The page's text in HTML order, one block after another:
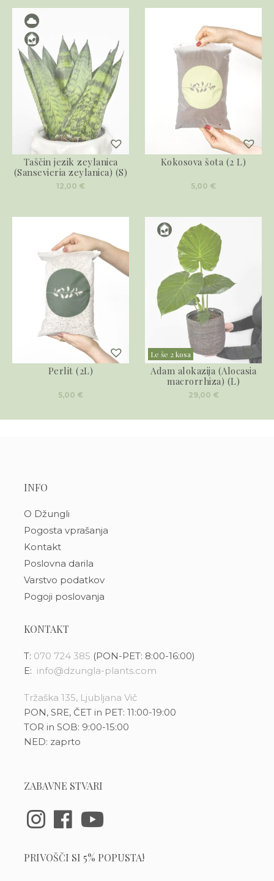
Taščin jezik zeylanica
(Sansevieria zeylanica) (S)
12,00 €
Kokosova šota (2 L)
5,00 €
Perlit (2L)
5,00 €
Le še 2 kosa
Adam alokazija (Alocasia
macrorrhiza) (L)
29,00 €
INFO
O Džungli
Pogosta vprašanja
Kontakt
Poslovna darila
Varstvo podatkov
Pogoji poslovanja
KONTAKT
T: 070 724 385 (PON-PET: 8:00-16:00)
E: info@dzungla-plants.com
Tržaška 135, Ljubljana Vič
PON, SRE, ČET in PET: 11:00-19:00
TOR in SOB: 9:00-15:00
NED: zaprto
ZABAVNE STVARI
PRIVOŠČI SI 5% POPUSTA!